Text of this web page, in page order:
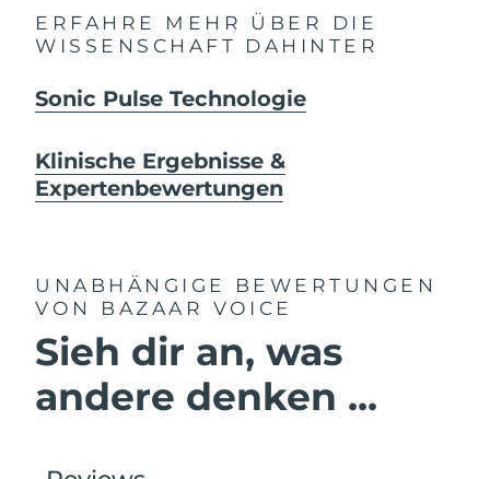
ERFAHRE MEHR ÜBER DIE
WISSENSCHAFT DAHINTER
Sonic Pulse Technologie
Klinische Ergebnisse &
Expertenbewertungen
UNABHÄNGIGE BEWERTUNGEN
VON BAZAAR VOICE
Sieh dir an, was
andere denken ...